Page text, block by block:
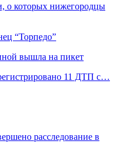
о которых нижегородцы
“Торпедо”
вышла на пикет
11 ДТП с…
расследование в